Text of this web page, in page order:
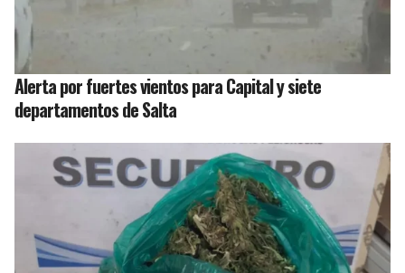
Alerta por fuertes vientos para Capital y siete
departamentos de Salta